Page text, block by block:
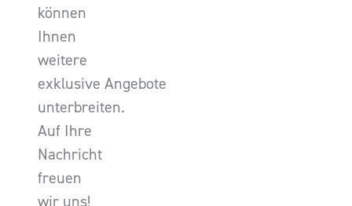
können
Ihnen
weitere
exklusive Angebote
unterbreiten.
Auf Ihre
Nachricht
freuen
wir uns!